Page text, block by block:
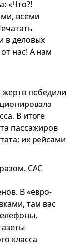
«Что?!
всеми
в деловых
нас! А нам
победили
В итоге
пассажиров
их рейсами
САС
В «евро-
там вас
класса